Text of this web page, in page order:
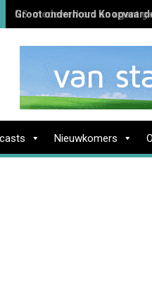
NS-medewerkers en agent
Nieuwkomers